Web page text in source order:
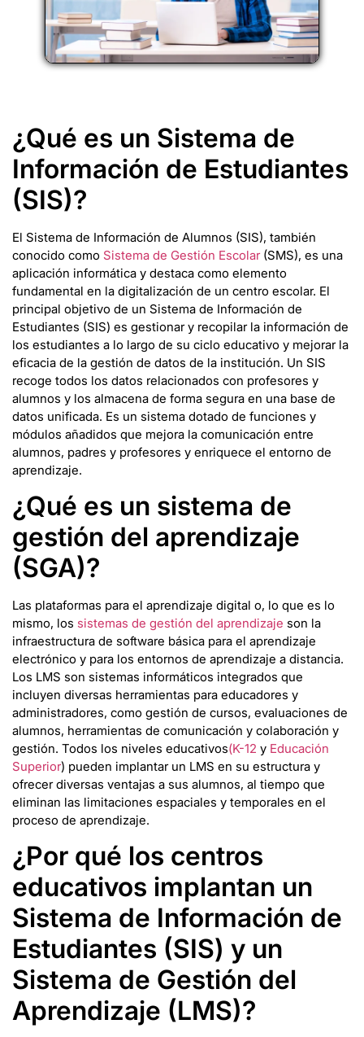
¿Qué es un Sistema de
Información de Estudiantes
(SIS)?
El Sistema de Información de Alumnos (SIS), también
conocido como Sistema de Gestión Escolar(SMS), es una
aplicación informática y destaca como elemento
fundamental en la digitalización de un centro escolar. El
principal objetivo de un Sistema de Información de
Estudiantes (SIS) es gestionar y recopilar la información de
los estudiantes a lo largo de su ciclo educativo y mejorar la
eficacia de la gestión de datos de la institución. Un SIS
recoge todos los datos relacionados con profesores y
alumnos y los almacena de forma segura en una base de
datos unificada. Es un sistema dotado de funciones y
módulos añadidos que mejora la comunicación entre
alumnos, padres y profesores y enriquece el entorno de
aprendizaje.
¿Qué es un sistema de
gestión del aprendizaje
(SGA)?
Las plataformas para el aprendizaje digital o, lo que es lo
mismo, los sistemas de gestión del aprendizaje son la
infraestructura de software básica para el aprendizaje
electrónico y para los entornos de aprendizaje a distancia.
Los LMS son sistemas informáticos integrados que
incluyen diversas herramientas para educadores y
administradores, como gestión de cursos, evaluaciones de
alumnos, herramientas de comunicación y colaboración y
gestión. Todos los niveles educativos(K-12 y Educación
Superior) pueden implantar un LMS en su estructura y
ofrecer diversas ventajas a sus alumnos, al tiempo que
eliminan las limitaciones espaciales y temporales en el
proceso de aprendizaje.
¿Por qué los centros
educativos implantan un
Sistema de Información de
Estudiantes (SIS) y un
Sistema de Gestión del
Aprendizaje (LMS)?